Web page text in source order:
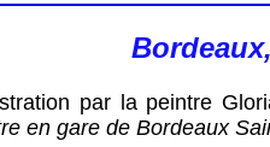
par la peintre
en gare de Bordeaux